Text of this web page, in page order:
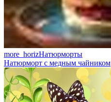
more_horizНатюрморты
Натюрморт с медным чайником